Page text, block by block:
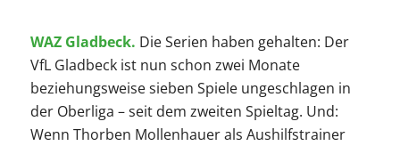
WAZ Gladbeck. Die Serien haben gehalten: Der
VfL Gladbeck ist nun schon zwei Monate
beziehungsweise sieben Spiele ungeschlagen in
der Oberliga – seit dem zweiten Spieltag. Und:
Wenn Thorben Mollenhauer als Aushilfstrainer